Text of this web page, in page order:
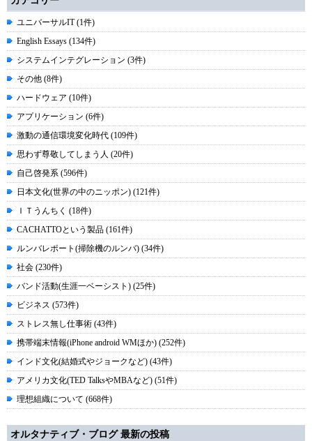
ユニバーサルIT (1件)
English Essays (134件)
システムインテグレーション (3件)
その他 (8件)
ハードウェア (10件)
アプリケーション (6件)
激動の通信環境変化時代 (109件)
思わず尊敬してしまう人 (20件)
自己啓発系 (596件)
日本文化(世界の中のニッポン) (121件)
ＩＴうんちく (18件)
CACHATTOという製品 (161件)
ルンバレポート(掃除機のルンバ) (34件)
社会 (230件)
バンド活動(生涯一ベーシスト) (25件)
ビジネス (573件)
ストレス無し仕事術 (43件)
携帯端末情報(iPhone android WMほか) (252件)
インド文化(結婚式やジョークなど) (43件)
アメリカ文化(TED TalksやMBAなど) (51件)
理想組織について (668件)
オルタナティブ・ブログ 最新の投稿